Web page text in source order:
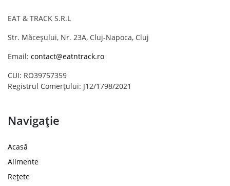
EAT & TRACK S.R.L
Str. Măceșului, Nr. 23A, Cluj-Napoca, Cluj
Email: contact@eatntrack.ro
CUI: RO39757359
Registrul Comerțului: J12/1798/2021
Navigație
Acasă
Alimente
Rețete